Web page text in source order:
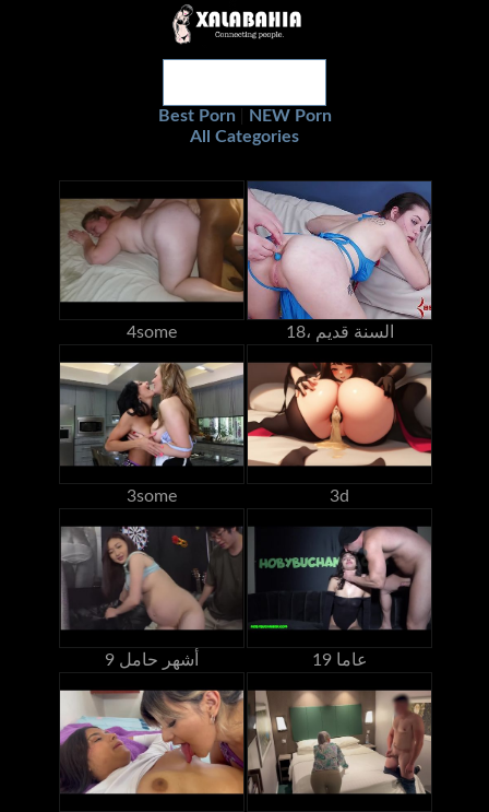
Best Porn
NEW Porn
All Categories
4some 18، السنة قديم
3some 3d
9 أشهر حامل 19 عاما